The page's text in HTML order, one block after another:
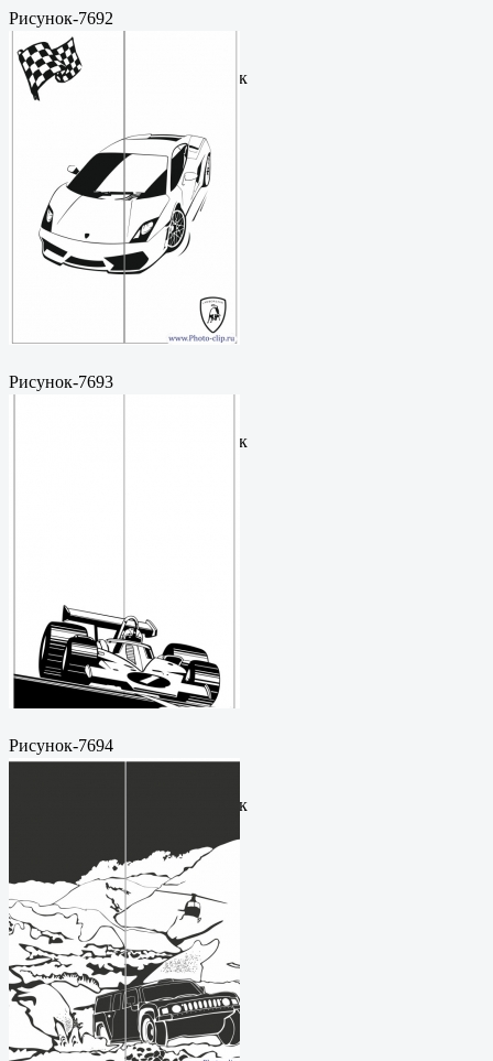
Рисунок-7692
Пескоструйный
рисунокФормат: cdrЦена: 200
руб.Метки: векторный рисунок
Рисунок-7693
руб.Метки: векторный рисунок
Рисунок-7694
Пескоструйный
руб.Метки: векторный рисунок